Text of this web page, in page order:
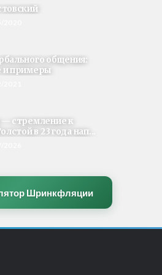
общения:
и примеры
стремление к
в 23 года нап...
Шринкфляции